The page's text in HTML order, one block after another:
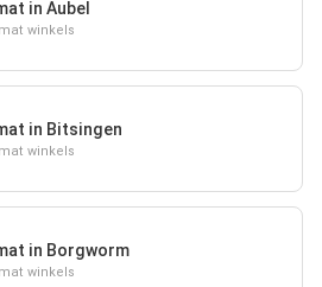
in Aubel
winkels
in Bitsingen
winkels
in Borgworm
winkels